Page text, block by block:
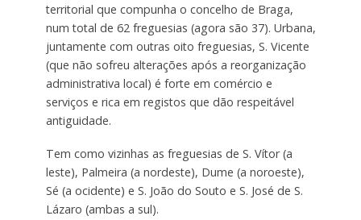
territorial que compunha o concelho de Braga,
num total de 62 freguesias (agora são 37). Urbana,
juntamente com outras oito freguesias, S. Vicente
(que não sofreu alterações após a reorganização
administrativa local) é forte em comércio e
serviços e rica em registos que dão respeitável
antiguidade.
Tem como vizinhas as freguesias de S. Vítor (a
leste), Palmeira (a nordeste), Dume (a noroeste),
Sé (a ocidente) e S. João do Souto e S. José de S.
Lázaro (ambas a sul).